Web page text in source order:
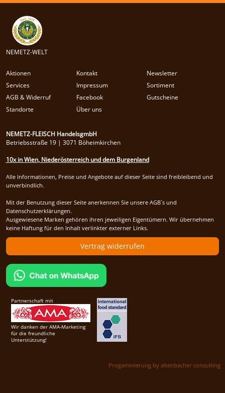
NEMETZ-WELT
Aktionen Kontakt
Newsletter
Services
Impressum
Sortiment
AGB & Widerruf
Facebook
Gutscheine
Standorte
Über uns
NEMETZ-FLEISCH HandelsgmbH
Betriebsstraße 19 | 3071 Böheimkirchen
10x in Wien, Niederösterreich und dem Burgenland
Alle Informationen, Preise und Angebote auf dieser Seite sind freibleibend und
unverbindlich.
Mit der Benutzung dieser Seite anerkennen Sie unsere AGB´s und
Datenschutzerklärungen.
Ausgewiesene Marken gehören ihren jeweiligen Eigentümern. Wir übernehmen
keine Haftung für den Inhalt verlinkter externer Links.
Vertrag widerrufen
Partnerschaft mit
Wir danken der AMA-Marketing
für die freundliche
Unterstützung!
Progammierung by altenbacher consulting